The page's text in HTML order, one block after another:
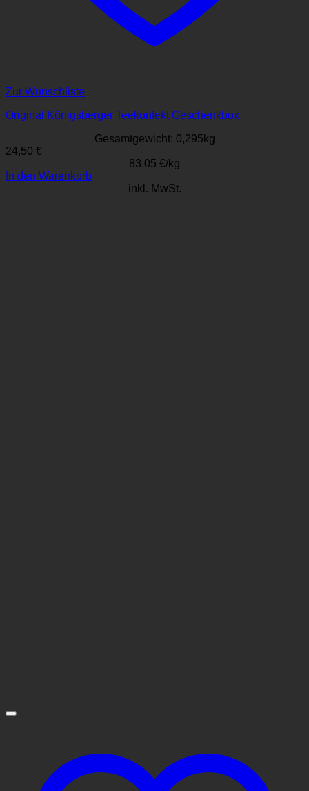
Zur Wunschliste
Original Königsberger Teekonfekt Geschenkbox
Gesamtgewicht: 0,295 kg
24,50 €
83,05 €/kg
In den Warenkorb
inkl. MwSt.